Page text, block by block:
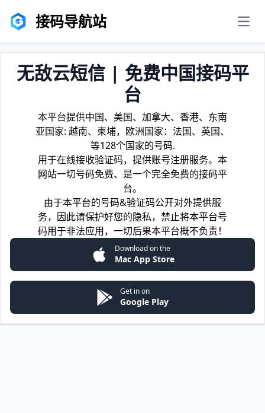
接码导航站
无敌云短信 | 免费中国接码平
台
本平台提供中国、美国、加拿大、香港、东南
亚国家: 越南、柬埔，欧洲国家：法国、英国、
等128个国家的号码.
用于在线接收验证码，提供账号注册服务。本
网站一切号码免费、是一个完全免费的接码平
台。
由于本平台的号码&验证码公开对外提供服
务，因此请保护好您的隐私，禁止将本平台号
码用于非法应用，一切后果本平台概不负责！
Download on the
Mac App Store
Get in on
Google Play